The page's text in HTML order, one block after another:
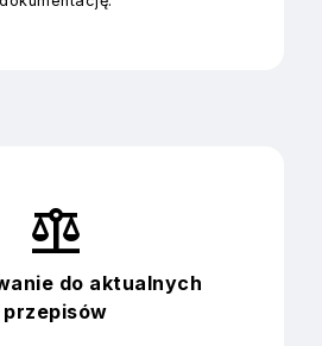
balance
do aktualnych
przepisów